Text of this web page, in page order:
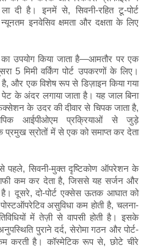
दी है। इनमें से, सिवनी-रहित टू-पोर्ट
इनवेसिव क्षमता और दक्षता के लिए
उपयोग किया जाता है—आमतौर पर एक
5 मिमी वर्किंग पोर्ट उपकरणों के लिए।
है, और एक विशेष रूप से डिज़ाइन किया गया
पेट के अंदर लगाया जाता है। यह जाल बिना
के उदर की दीवार से चिपक जाता है,
आईपीओएम प्रक्रियाओं से जुड़े
स्रोतों में से एक को समाप्त कर देता
सिवनी-मुक्त दृष्टिकोण ऑपरेशन के
कम कर देता है, जिससे यह सर्जन और
है। दूसरे, दो-पोर्ट एक्सेस ऊतक आघात को
असुविधा कम होती है, चलना-
में तेज़ी से वापसी होती है। इसके
पुराने दर्द, सेरोमा गठन और पोर्ट-
करती है। कॉस्मेटिक रूप से, छोटे चीरे